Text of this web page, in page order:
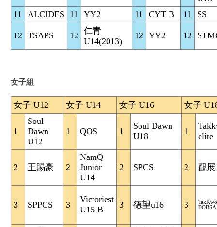
11
ALCIDES 11 YY2 11 CYT B 11 SS
12 TSAPS 12 仁青
U14(2013)
12 YY2 12
女子組
女子 U12 女子 U14 女子 U16 女子
1
Soul
Dawn
U12
1 QOS 1
Soul Dawn
U18
1
elite
2 王賜豪 2
NamQ
Junior
U14
2 SPCS 2 觀展
3 SPPCS 3
Victoriest
U15 B
3 德望u16 3
DOBSA